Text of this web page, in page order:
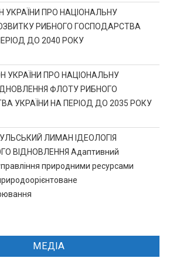
УКРАЇНИ ПРО НАЦІОНАЛЬНУ
РИБНОГО ГОСПОДАРСТВА
ДО 2040 РОКУ
УКРАЇНИ ПРО НАЦІОНАЛЬНУ
ФЛОТУ РИБНОГО
УКРАЇНИ НА ПЕРІОД ДО 2035 РОКУ
ЛИМАН ІДЕОЛОГІЯ
ВІДНОВЛЕННЯ Адаптивний
природними ресурсами
МЕДІА